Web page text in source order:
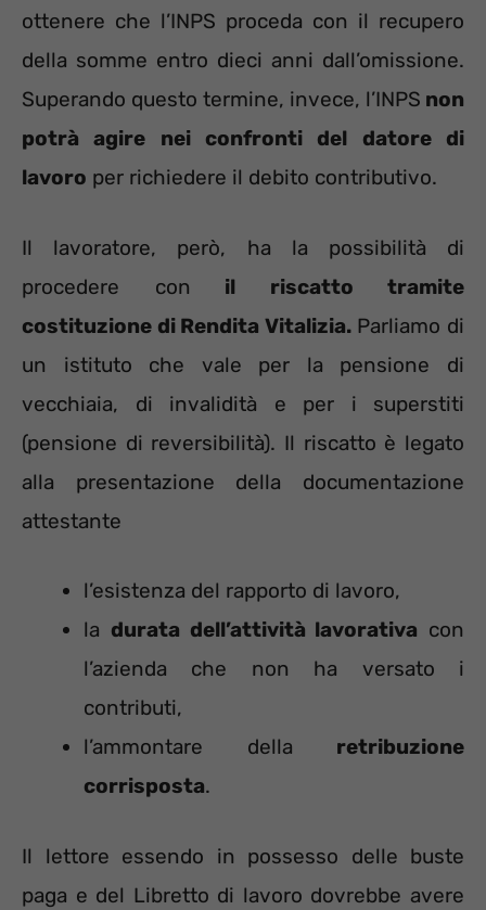
ottenere che l’INPS proceda con il recupero
della somme entro dieci anni dall’omissione.
Superando questo termine, invece, l’INPS non
potrà agire nei confronti del datore di
lavoro per richiedere il debito contributivo.
Il lavoratore, però, ha la possibilità di
procedere con il riscatto tramite
costituzione di Rendita Vitalizia.Parliamo di
un istituto che vale per la pensione di
vecchiaia, di invalidità e per i superstiti
(pensione di reversibilità). Il riscatto è legato
alla presentazione della documentazione
attestante
l’esistenza del rapporto di lavoro,
la durata dell’attività lavorativa con
l’azienda che non ha versato i
contributi,
l’ammontare della retribuzione
corrisposta.
Il lettore essendo in possesso delle buste
paga e del Libretto di lavoro dovrebbe avere